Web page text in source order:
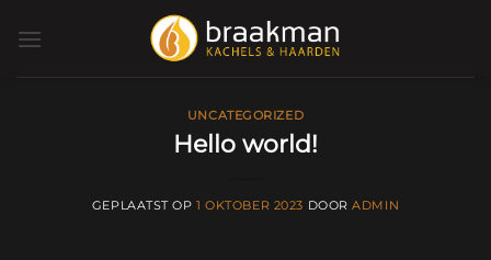
naar
UNCATEGORIZED
Hello world!
GEPLAATST OP1 OKTOBER 2023 DOORADMIN